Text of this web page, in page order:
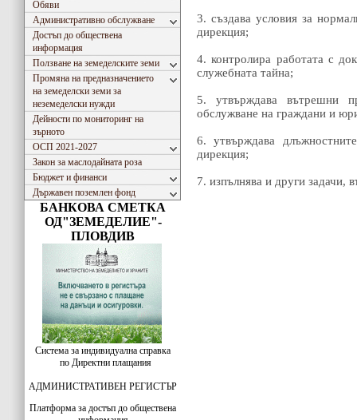
Обяви
Административно обслужване
Достъп до обществена
информация
Ползване на земеделските земи
Промяна на предназначението
на земеделски земи за
неземеделски нужди
Дейности по мониторинг на
зърното
ОСП 2021-2027
Закон за маслодайната роза
Бюджет и финанси
Държавен поземлен фонд
БАНКОВА СМЕТКА
ОД"ЗЕМЕДЕЛИЕ"-
ПЛОВДИВ
Система за индивидуална справка
по Директни плащания
АДМИНИСТРАТИВЕН РЕГИСТЪР
Платформа за достъп до обществена
3. създава условия за
дирекция;
4. контролира работата с
служебната тайна;
5. утвърждава вътрешни
обслужване на граждани и
6. утвърждава
дирекция;
7. изпълнява и други задачи,